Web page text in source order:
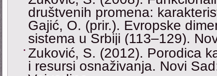
društvenih promena:
Gajić, O. (prir.). Evropske
sistema u Srbiji (113–129).
Zuković, S. (2012). Porodica
i resursi osnaživanja. Novi